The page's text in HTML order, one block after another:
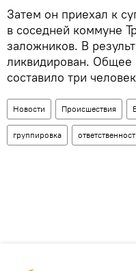
Затем он приехал к
в соседней коммуне
заложников. В
ликвидирован. Общее
составило три
Новости Происшествия
группировка